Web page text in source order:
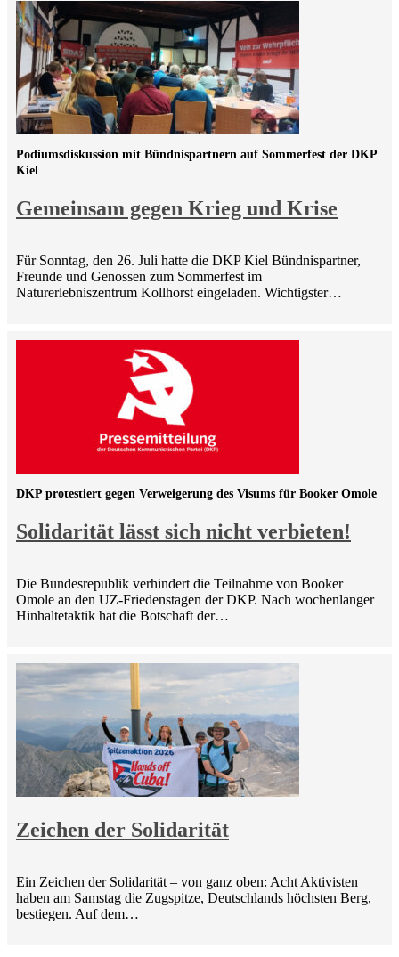
Gemeinsam gegen Krieg und Krise
Podiumsdiskussion mit Bündnispartnern auf Sommerfest der DKP
Kiel
Für Sonntag, den 26. Juli hatte die DKP Kiel Bündnispartner,
Freunde und Genossen zum Sommerfest im
Naturerlebniszentrum Kollhorst eingeladen. Wichtigster…
Solidarität lässt sich nicht verbieten!
DKP protestiert gegen Verweigerung des Visums für Booker Omole
Die Bundesrepublik verhindert die Teilnahme von Booker
Omole an den UZ-Friedenstagen der DKP. Nach wochenlanger
Hinhaltetaktik hat die Botschaft der…
Zeichen der Solidarität
Ein Zeichen der Solidarität – von ganz oben: Acht Aktivisten
haben am Samstag die Zugspitze, Deutschlands höchsten Berg,
bestiegen. Auf dem…